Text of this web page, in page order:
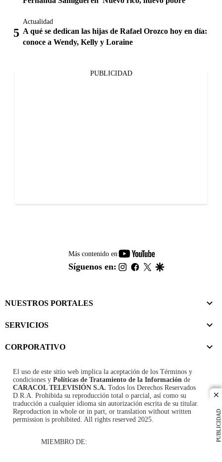
PUBLICIDAD
Actualidad
A qué se dedican las hijas de Rafael Orozco hoy en día:
conoce a Wendy, Kelly y Loraine
PUBLICIDAD
Más contenido en
youtube-
footer
Síguenos en: instagram
facebook
twitter
NUESTROS PORTALES
SERVICIOS
CORPORATIVO
El uso de este sitio web implica la aceptación de los Términos y
condiciones y Políticas de Tratamiento de la Información de
CARACOL TELEVISIÓN S.A. Todos los Derechos Reservados
D.R.A. Prohibida su reproducción total o parcial, así como su
traducción a cualquier idioma sin autorización escrita de su titular.
Reproduction in whole or in part, or translation without written
permission is prohibited. All rights reserved 2025.
MIEMBRO DE: